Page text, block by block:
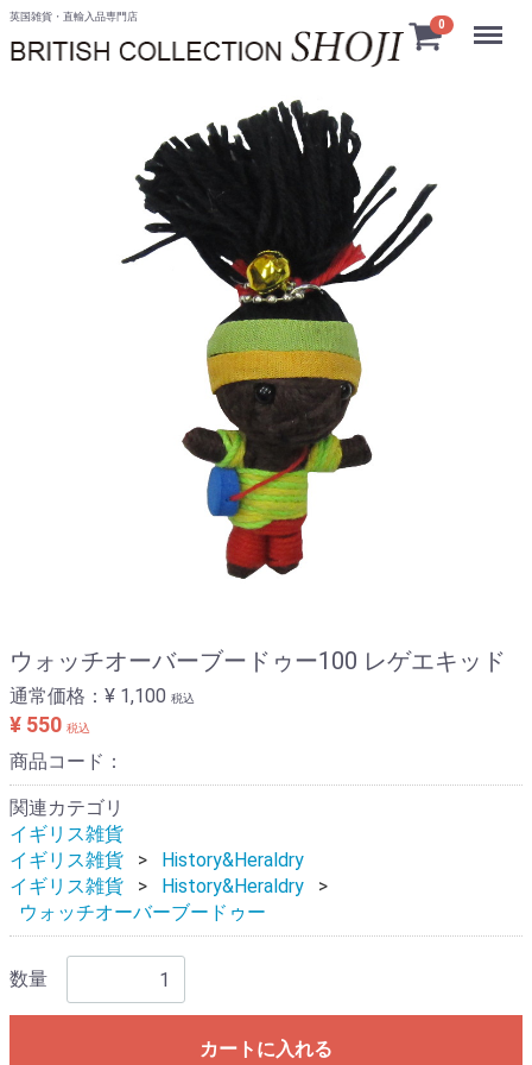
英国雑貨・直輸入品専門店
0 Menu
ウォッチオーバーブードゥー100 レゲエキッド
通常価格： ¥ 1,100 税込
¥ 550 税込
商品コード：
関連カテゴリ
イギリス雑貨
イギリス雑貨
History&Heraldry
イギリス雑貨
History&Heraldry
ウォッチオーバーブードゥー
数量
カートに入れる